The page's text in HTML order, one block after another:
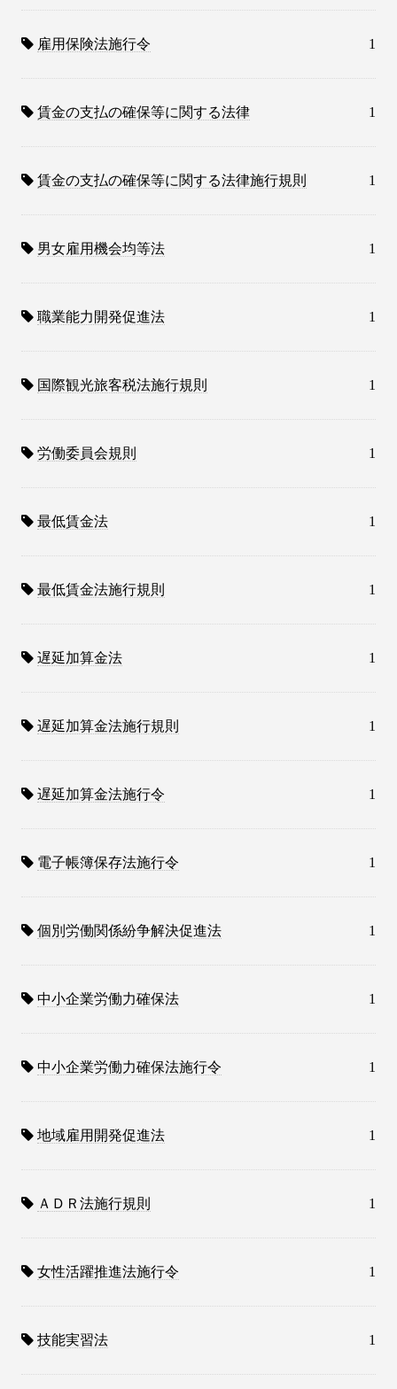
雇用保険法施行令 1
賃金の支払の確保等に関する法律 1
賃金の支払の確保等に関する法律施行規則 1
男女雇用機会均等法 1
職業能力開発促進法 1
国際観光旅客税法施行規則 1
労働委員会規則 1
最低賃金法 1
最低賃金法施行規則 1
遅延加算金法 1
遅延加算金法施行規則 1
遅延加算金法施行令 1
電子帳簿保存法施行令 1
個別労働関係紛争解決促進法 1
中小企業労働力確保法 1
中小企業労働力確保法施行令 1
地域雇用開発促進法 1
ＡＤＲ法施行規則 1
女性活躍推進法施行令 1
技能実習法 1